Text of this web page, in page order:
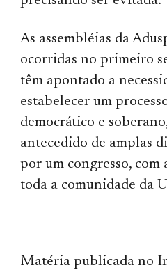
As assembléias da
ocorridas no primeiro
têm apontado a
estabelecer um
democrático e
antecedido de amplas
por um congresso, com
toda a comunidade da
Matéria publicada no